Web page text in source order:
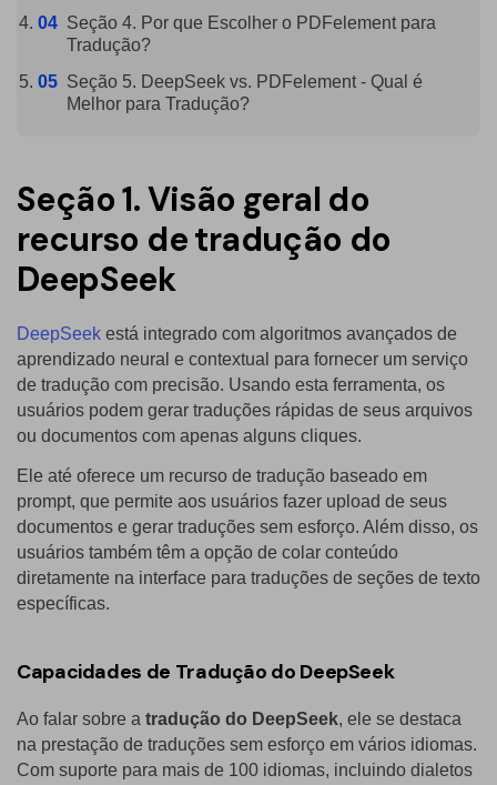
Especificações Técnicas
Novidades
Central de Downloads
Seção 4. Por que Escolher o PDFelement para
Tradução?
Seção 5. DeepSeek vs. PDFelement - Qual é
Melhor para Tradução?
Seção 1. Visão geral do
recurso de tradução do
DeepSeek
DeepSeek está integrado com algoritmos avançados de
aprendizado neural e contextual para fornecer um serviço
de tradução com precisão. Usando esta ferramenta, os
usuários podem gerar traduções rápidas de seus arquivos
ou documentos com apenas alguns cliques.
Ele até oferece um recurso de tradução baseado em
prompt, que permite aos usuários fazer upload de seus
documentos e gerar traduções sem esforço. Além disso, os
usuários também têm a opção de colar conteúdo
diretamente na interface para traduções de seções de texto
específicas.
Capacidades de Tradução do DeepSeek
Ao falar sobre a tradução do DeepSeek, ele se destaca
na prestação de traduções sem esforço em vários idiomas.
Com suporte para mais de 100 idiomas, incluindo dialetos